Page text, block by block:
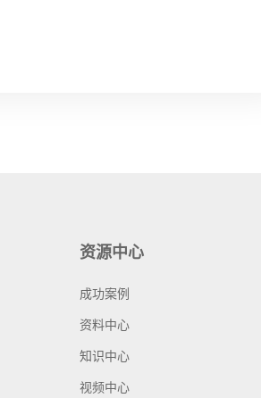
资源中心
成功案例
资料中心
知识中心
视频中心